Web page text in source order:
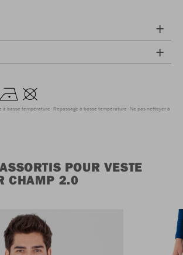
à basse température Repassage à basse température Ne pas nettoyer à
POUR VESTE
CHAMP 2.0